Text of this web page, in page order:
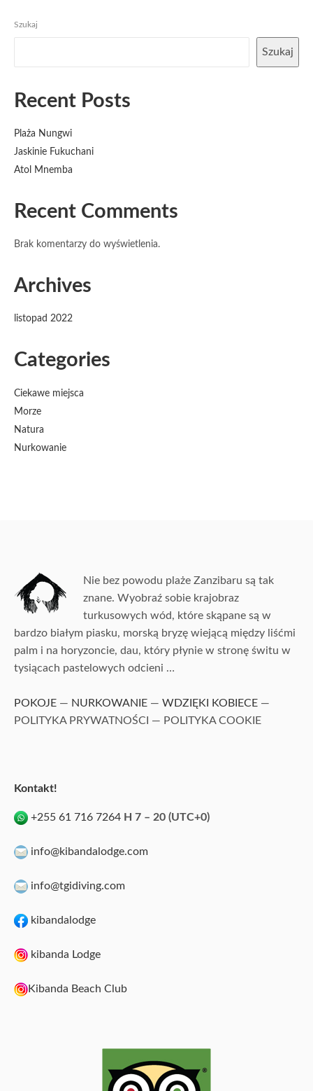
Szukaj
Szukaj
Recent Posts
Plaża Nungwi
Jaskinie Fukuchani
Atol Mnemba
Recent Comments
Brak komentarzy do wyświetlenia.
Archives
listopad 2022
Categories
Ciekawe miejsca
Morze
Natura
Nurkowanie
Nie bez powodu plaże Zanzibaru są tak
znane. Wyobraź sobie krajobraz
turkusowych wód, które skąpane są w
bardzo białym piasku, morską bryzę wiejącą między liśćmi
palm i na horyzoncie, dau, który płynie w stronę świtu w
tysiącach pastelowych odcieni …
POKOJE — NURKOWANIE — WDZIĘKI KOBIECE —
POLITYKA PRYWATNOŚCI — POLITYKA COOKIE
Kontakt!
+255 61 716 7264 H 7 – 20 (UTC+0)
info@kibandalodge.com
info@tgidiving.com
kibandalodge
kibanda Lodge
Kibanda Beach Club